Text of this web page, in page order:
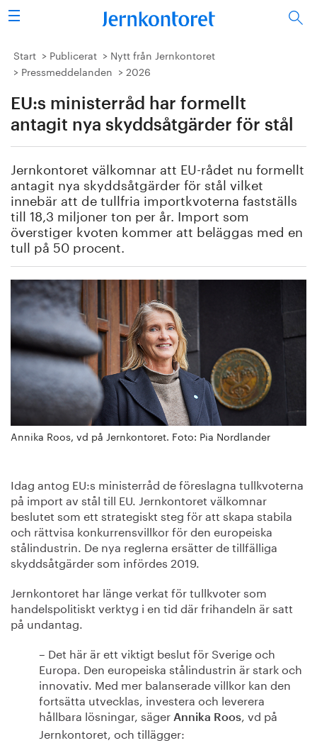
Sök
Stålindustrin
Forskning/utbildning
Energi/miljö
Vi tycker
Publicerat
Bildbank
Om oss
Start Publicerat
Nytt från Jernkontoret
Pressmeddelanden
2026
EU:s ministerråd har formellt
antagit nya skyddsåtgärder för stål
Jernkontoret välkomnar att EU-rådet nu formellt
antagit nya skyddsåtgärder för stål vilket
innebär att de tullfria importkvoterna fastställs
till 18,3 miljoner ton per år. Import som
överstiger kvoten kommer att beläggas med en
tull på 50 procent.
Annika Roos, vd på Jernkontoret. Foto: Pia Nordlander
Idag antog EU:s ministerråd de föreslagna tullkvoterna
på import av stål till EU. Jernkontoret välkomnar
beslutet som ett strategiskt steg för att skapa stabila
och rättvisa konkurrensvillkor för den europeiska
stålindustrin. De nya reglerna ersätter de tillfälliga
skyddsåtgärder som infördes 2019.
Jernkontoret har länge verkat för tullkvoter som
handelspolitiskt verktyg i en tid där frihandeln är satt
på undantag.
– Det här är ett viktigt beslut för Sverige och
Europa. Den europeiska stålindustrin är stark och
innovativ. Med mer balanserade villkor kan den
fortsätta utvecklas, investera och leverera
hållbara lösningar, säger Annika Roos, vd på
Jernkontoret, och tillägger: